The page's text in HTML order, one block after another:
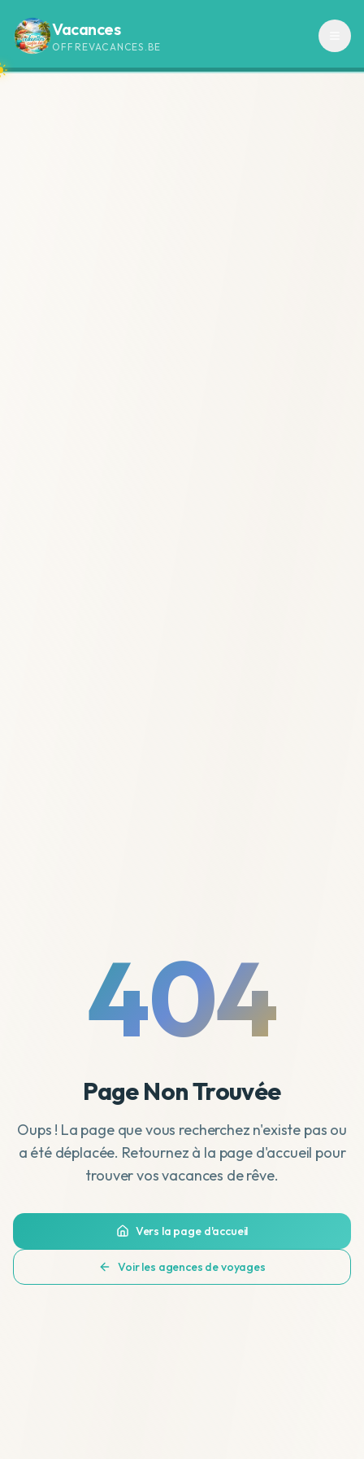
Vacances
OFFREVACANCES.BE
404
Page Non Trouvée
Oups ! La page que vous recherchez n'existe pas ou
a été déplacée. Retournez à la page d'accueil pour
trouver vos vacances de rêve.
Vers la page d'accueil
Voir les agences de voyages